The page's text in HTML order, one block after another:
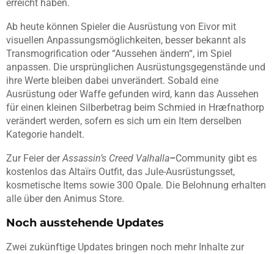
erreicht haben.
Ab heute können Spieler die Ausrüstung von Eivor mit
visuellen Anpassungsmöglichkeiten, besser bekannt als
Transmogrification oder “Aussehen ändern“, im Spiel
anpassen. Die ursprünglichen Ausrüstungsgegenstände und
ihre Werte bleiben dabei unverändert. Sobald eine
Ausrüstung oder Waffe gefunden wird, kann das Aussehen
für einen kleinen Silberbetrag beim Schmied in Hræfnathorp
verändert werden, sofern es sich um ein Item derselben
Kategorie handelt.
Zur Feier derAssassin’s Creed Valhalla–Community gibt es
kostenlos das Altaïrs Outfit, das Jule-Ausrüstungsset,
kosmetische Items sowie 300 Opale. Die Belohnung erhalten
alle über den Animus Store.
Noch ausstehende Updates
Zwei zukünftige Updates bringen noch mehr Inhalte zur